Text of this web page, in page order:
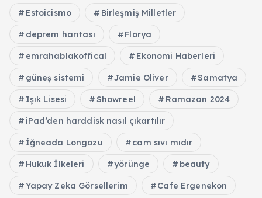
Estoicismo Birleşmiş Milletler
deprem harıtası Florya
emrahablakoffical Ekonomi Haberleri
güneş sistemi Jamie Oliver Samatya
Işık Lisesi Showreel Ramazan 2024
iPad’den harddisk nasıl çıkartılır
İğneada Longozu cam sıvı mıdır
Hukuk İlkeleri yörünge beauty
Yapay Zeka Görsellerim Cafe Ergenekon